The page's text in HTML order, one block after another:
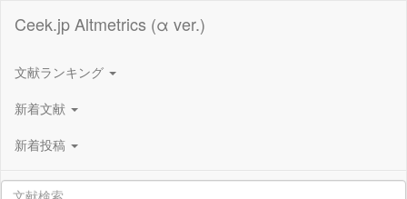
Ceek.jp Altmetrics (α ver.)
文献ランキング
新着文献
新着投稿